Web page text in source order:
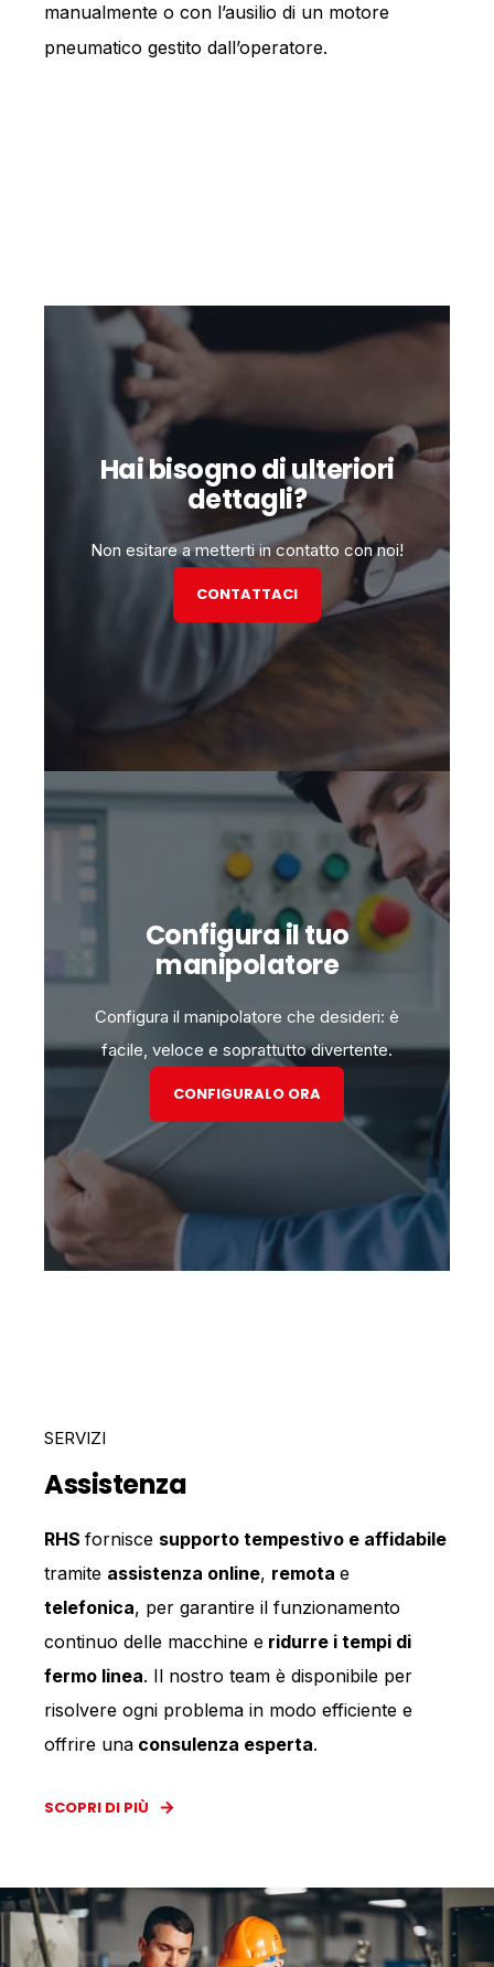
manualmente o con l’ausilio di un motore
pneumatico gestito dall’operatore.
Hai bisogno di ulteriori
dettagli?
Non esitare a metterti in contatto con noi!
CONTATTACI
Configura il tuo
manipolatore
Configura il manipolatore che desideri: è
facile, veloce e soprattutto divertente.
CONFIGURALO ORA
SERVIZI
Assistenza
RHS fornisce supporto tempestivo e affidabile
tramite assistenza online, remota e
telefonica, per garantire il funzionamento
continuo delle macchine e ridurre i tempi di
fermo linea. Il nostro team è disponibile per
risolvere ogni problema in modo efficiente e
offrire una consulenza esperta.
SCOPRI DI PIÙ